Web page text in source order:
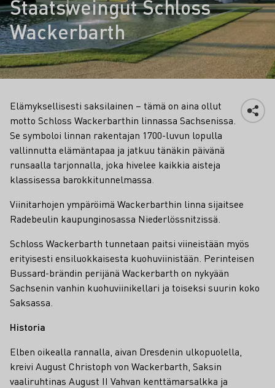
Staatsweingut Schloss
Wackerbarth
Elämyksellisesti saksilainen – tämä on aina ollut
motto Schloss Wackerbarthin linnassa Sachsenissa.
Se symboloi linnan rakentajan 1700-luvun lopulla
vallinnutta elämäntapaa ja jatkuu tänäkin päivänä
runsaalla tarjonnalla, joka hivelee kaikkia aisteja
klassisessa barokkitunnelmassa.
Viinitarhojen ympäröimä Wackerbarthin linna sijaitsee
Radebeulin kaupunginosassa Niederlössnitzissä.
Schloss Wackerbarth tunnetaan paitsi viineistään myös
erityisesti ensiluokkaisesta kuohuviinistään. Perinteisen
Bussard-brändin perijänä Wackerbarth on nykyään
Sachsenin vanhin kuohuviinikellari ja toiseksi suurin koko
Saksassa.
Historia
Elben oikealla rannalla, aivan Dresdenin ulkopuolella,
kreivi August Christoph von Wackerbarth, Saksin
vaaliruhtinas August II Vahvan kenttämarsalkka ja